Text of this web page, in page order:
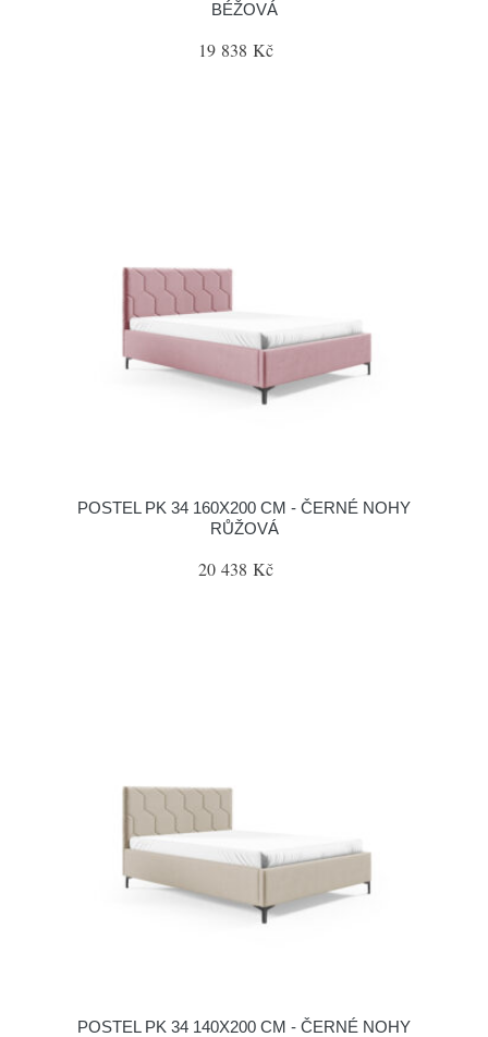
BÉŽOVÁ
19 838 Kč
POSTEL PK 34 160X200 CM - ČERNÉ NOHY
RŮŽOVÁ
20 438 Kč
POSTEL PK 34 140X200 CM - ČERNÉ NOHY